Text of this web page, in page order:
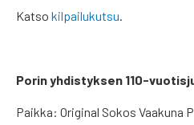
Katsokilpailukutsu.
Porin yhdistyksen 110-
Paikka: Original Sokos Vaakuna